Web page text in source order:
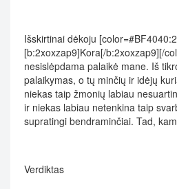
Išskirtinai dėkoju
[b:2xoxzap9]Kora[/b:2xoxzap9][/
nesislėpdama palaikė mane. Iš
palaikymas, o tų minčių ir idėjų
niekas taip žmonių labiau
ir niekas labiau netenkina taip
supratingi bendraminčiai. Tad,
Verdiktas